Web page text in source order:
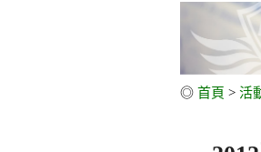
◎ 首頁 > 活